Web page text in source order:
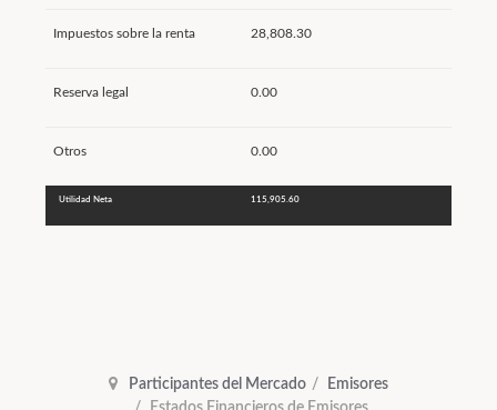
Impuestos sobre la renta 28,808.30
Reserva legal 0.00
Otros 0.00
Utilidad Neta 115,905.60
Participantes del Mercado
Emisores